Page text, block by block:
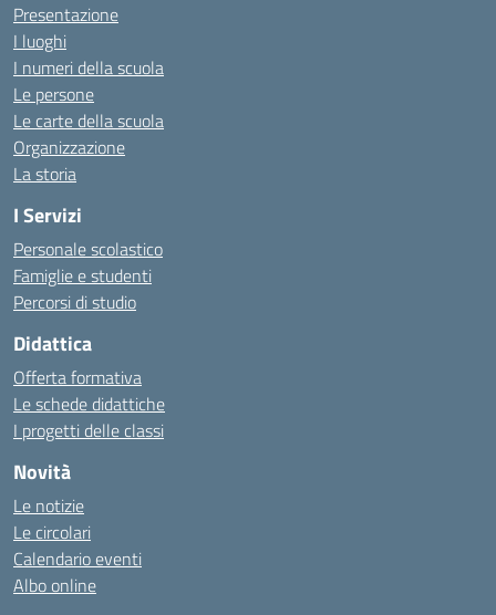
Presentazione
I luoghi
I numeri della scuola
Le persone
Le carte della scuola
Organizzazione
La storia
I Servizi
Personale scolastico
Famiglie e studenti
Percorsi di studio
Didattica
Offerta formativa
Le schede didattiche
I progetti delle classi
Novità
Le notizie
Le circolari
Calendario eventi
Albo online